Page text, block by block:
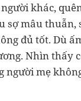
khác,
sợ mâu thuẫn,
đủ tốt. Dù
Nhìn thấy
người mẹ